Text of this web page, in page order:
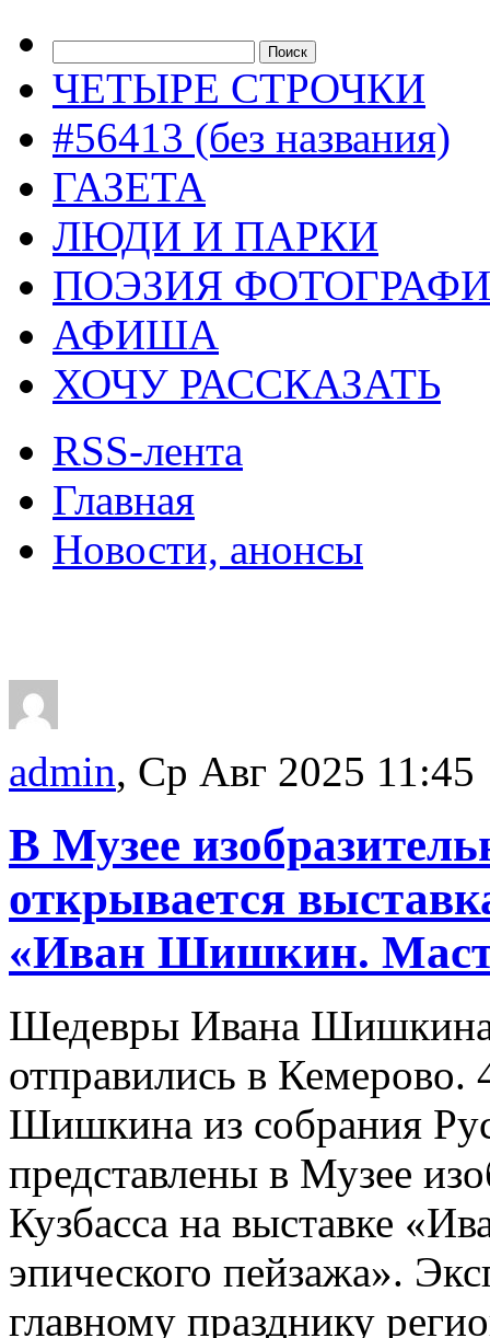
ЧЕТЫРЕ СТРОЧКИ
#56413 (без названия)
ГАЗЕТА
ЛЮДИ И ПАРКИ
ПОЭЗИЯ
АФИША
ХОЧУ РАССКАЗАТЬ
RSS-лента
Главная
Новости, анонсы
admin, Ср Авг 2025 11:45
В Музее
открывается
«Иван Шишкин.
Шедевры Ивана Шишкина
отправились в Кемерово.
Шишкина из собрания
представлены в Музее
Кузбасса на выставке
эпического пейзажа».
главному празднику